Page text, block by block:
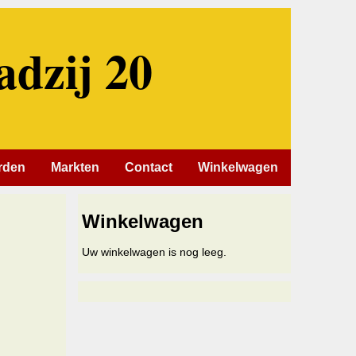
20
Winkelwagen
Contact
Markten
Winkelwagen
Uw winkelwagen is nog leeg.